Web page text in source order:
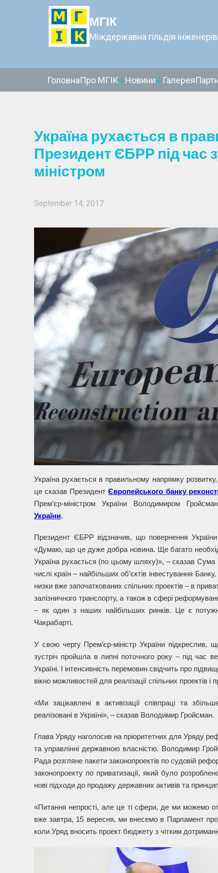
МГІК
Міждержавна гільдія
ГоловнаПро МГІК Новини Галерея
Україна рухається в
Президент ЄБРР під час
міністром
September 14, 2017
Україна рухається в правильному напрямку
це сказав ПрезидентЄвропейського банку
Прем’єр-міністром України Володимиром
України.
Президент ЄБРР відзначив, що повернення
«Думаю, що це дуже добра новина. Ще багато
Україна рухається (по цьому шляху)», – сказав Сума
числі країн – найбільших об’єктів інвестування
низки вже започаткованих спільних проектів – в
залізничного транспорту, а також в сфері
– як один з наших найбільших ринків. Це є
Чакрабарті.
У свою чергу Прем’єр-міністр України
зустріч пройшла в липні поточного року – під час
Україні. І інтенсивність перемовин свідчить про
вікно можливостей для реалізації спільних проектів
«Ми зацікавлені в активізації співпраці та
реалізовані в Україні», – сказав Володимир Гройсман.
Глава Уряду наголосив на пріоритетних для Уряду
та управлінні державною власністю. Володимир
Рада розгляне пакети законопроектів по судовій
законопроекту по приватизації, який було
нові підходи до продажу державних активів та
«Питання непрості, але це ті сфери, де ми можемо
вже завтра, 15 вересня, ми внесемо в Парламент
коли Уряд вносить проект бюджету з чітким